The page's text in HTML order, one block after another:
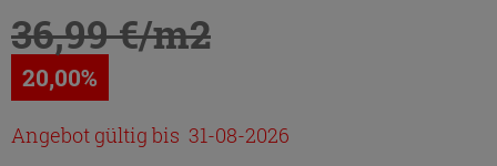
36,99 €/m2
20,00%
Angebot gültig bis 31-08-2026